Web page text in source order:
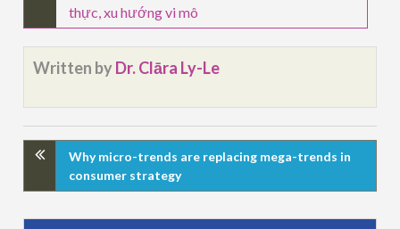
thực ,xu hướng vi mô
Written byDr. Clāra Ly-Le
Why micro-trends are replacing mega-trends in
consumer strategy